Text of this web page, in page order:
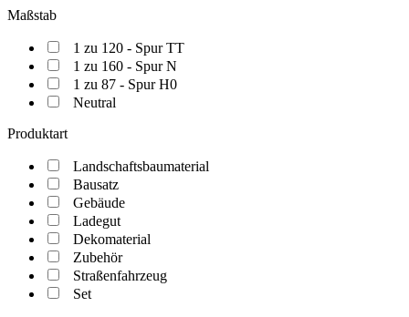
Maßstab
1 zu 120 - Spur TT
1 zu 160 - Spur N
1 zu 87 - Spur H0
Neutral
Produktart
Landschaftsbaumaterial
Bausatz
Gebäude
Ladegut
Dekomaterial
Zubehör
Straßenfahrzeug
Set